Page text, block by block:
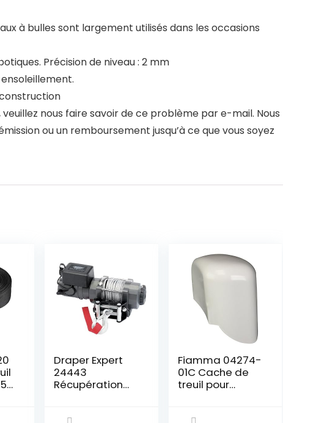
à bulles sont largement utilisés dans les occasions
Précision de niveau : 2 mm
nous faire savoir de ce problème par e-mail. Nous
ou un remboursement jusqu’à ce que vous soyez
Draper Expert
24443
Récupération
Fiamma 04274-
01C Cache de
treuil pour